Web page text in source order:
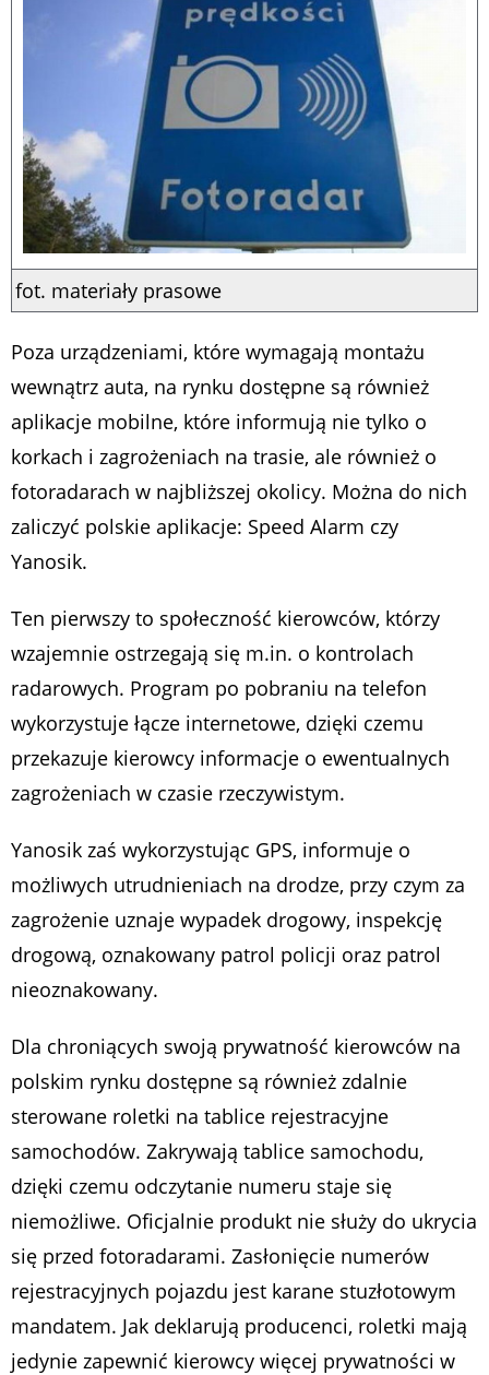
fot. materiały prasowe
Poza urządzeniami, które wymagają montażu
wewnątrz auta, na rynku dostępne są również
aplikacje mobilne, które informują nie tylko o
korkach i zagrożeniach na trasie, ale również o
fotoradarach w najbliższej okolicy. Można do nich
zaliczyć polskie aplikacje: Speed Alarm czy
Yanosik.
Ten pierwszy to społeczność kierowców, którzy
wzajemnie ostrzegają się m.in. o kontrolach
radarowych. Program po pobraniu na telefon
wykorzystuje łącze internetowe, dzięki czemu
przekazuje kierowcy informacje o ewentualnych
zagrożeniach w czasie rzeczywistym.
Yanosik zaś wykorzystując GPS, informuje o
możliwych utrudnieniach na drodze, przy czym za
zagrożenie uznaje wypadek drogowy, inspekcję
drogową, oznakowany patrol policji oraz patrol
nieoznakowany.
Dla chroniących swoją prywatność kierowców na
polskim rynku dostępne są również zdalnie
sterowane roletki na tablice rejestracyjne
samochodów. Zakrywają tablice samochodu,
dzięki czemu odczytanie numeru staje się
niemożliwe. Oficjalnie produkt nie służy do ukrycia
się przed fotoradarami. Zasłonięcie numerów
rejestracyjnych pojazdu jest karane stuzłotowym
mandatem. Jak deklarują producenci, roletki mają
jedynie zapewnić kierowcy więcej prywatności w